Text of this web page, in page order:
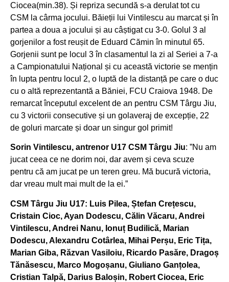
Ciocea(min.38). Și repriza secundă s-a derulat tot cu
CSM la cârma jocului. Băieții lui Vintilescu au marcat și în
partea a doua a jocului și au câștigat cu 3-0. Golul 3 al
gorjenilor a fost reușit de Eduard Cămin în minutul 65.
Gorjenii sunt pe locul 3 în clasamentul la zi al Seriei a 7-a
a Campionatului Național și cu această victorie se mențin
în lupta pentru locul 2, o luptă de la distanță pe care o duc
cu o altă reprezentantă a Băniei, FCU Craiova 1948. De
remarcat începutul excelent de an pentru CSM Târgu Jiu,
cu 3 victorii consecutive și un golaveraj de excepție, 22
de goluri marcate și doar un singur gol primit!
Sorin Vintilescu, antrenor U17 CSM Târgu Jiu: ”Nu am
jucat ceea ce ne dorim noi, dar avem și ceva scuze
pentru că am jucat pe un teren greu. Mă bucură victoria,
dar vreau mult mai mult de la ei.”
CSM Târgu Jiu U17: Luis Pilea, Ștefan Crețescu,
Cristain Cioc, Ayan Dodescu, Călin Văcaru, Andrei
Vintilescu, Andrei Nanu, Ionuț Budilică, Marian
Dodescu, Alexandru Cotârlea, Mihai Perșu, Eric Tița,
Marian Giba, Răzvan Vasiloiu, Ricardo Pasăre, Dragoș
Tănăsescu, Marco Mogoșanu, Giuliano Ganțolea,
Cristian Talpă, Darius Baloșin, Robert Ciocea, Eric